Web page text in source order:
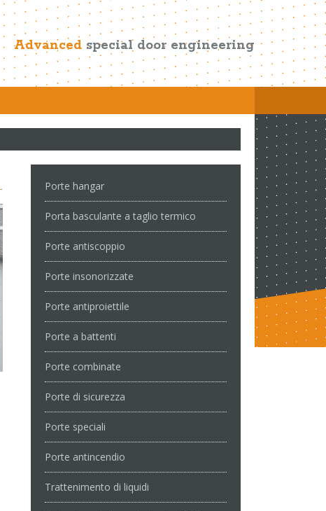
Advanced special door engineering
Porte hangar
Porta basculante a taglio termico
Porte antiscoppio
Porte insonorizzate
Porte antiproiettile
Porte a battenti
Porte combinate
Porte di sicurezza
Porte speciali
Porte antincendio
Trattenimento di liquidi